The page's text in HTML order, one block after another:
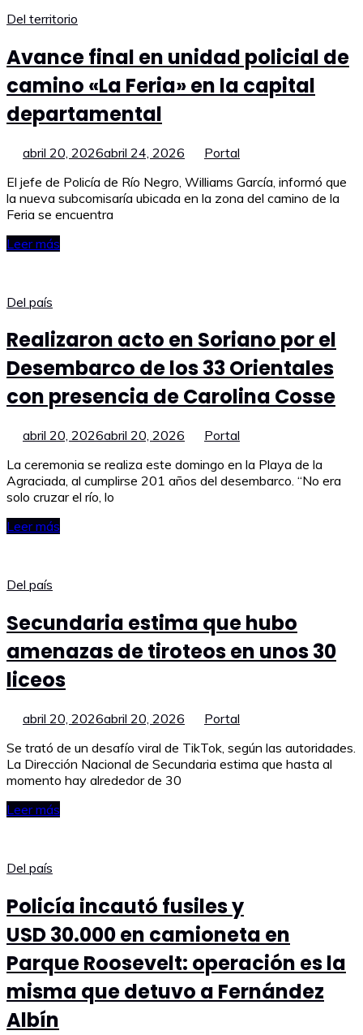
Del territorio
Avance final en unidad policial de
camino «La Feria» en la capital
departamental
abril 20, 2026abril 24, 2026
Portal
El jefe de Policía de Río Negro, Williams García, informó que
la nueva subcomisaría ubicada en la zona del camino de la
Feria se encuentra
Leer más
Del país
Realizaron acto en Soriano por el
Desembarco de los 33 Orientales
con presencia de Carolina Cosse
abril 20, 2026abril 20, 2026
Portal
La ceremonia se realiza este domingo en la Playa de la
Agraciada, al cumplirse 201 años del desembarco. “No era
solo cruzar el río, lo
Leer más
Del país
Secundaria estima que hubo
amenazas de tiroteos en unos 30
liceos
abril 20, 2026abril 20, 2026
Portal
Se trató de un desafío viral de TikTok, según las autoridades.
La Dirección Nacional de Secundaria estima que hasta al
momento hay alrededor de 30
Leer más
Del país
Policía incautó fusiles y
USD 30.000 en camioneta en
Parque Roosevelt: operación es la
misma que detuvo a Fernández
Albín